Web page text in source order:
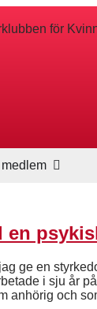
en
ge en
i sju år
anhörig och